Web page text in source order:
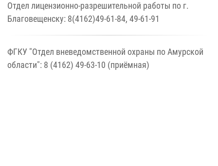
Отдел лицензионно-разрешительной работы по г.
Благовещенску: 8(4162)49-61-84, 49-61-91
ФГКУ "Отдел вневедомственной охраны по Амурской
области": 8 (4162) 49-63-10 (приёмная)